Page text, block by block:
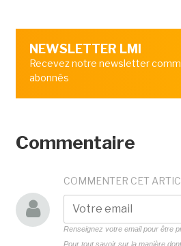
NEWSLETTER LMI
Recevez notre newsletter
abonnés
Commentaire
COMMENTER CET
Renseignez votre email pour être
Pour tout savoir sur la manière